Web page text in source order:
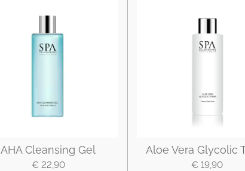
AHA Cleansing Gel
€ 22,90
Aloe Vera Glycolic
€ 19,90